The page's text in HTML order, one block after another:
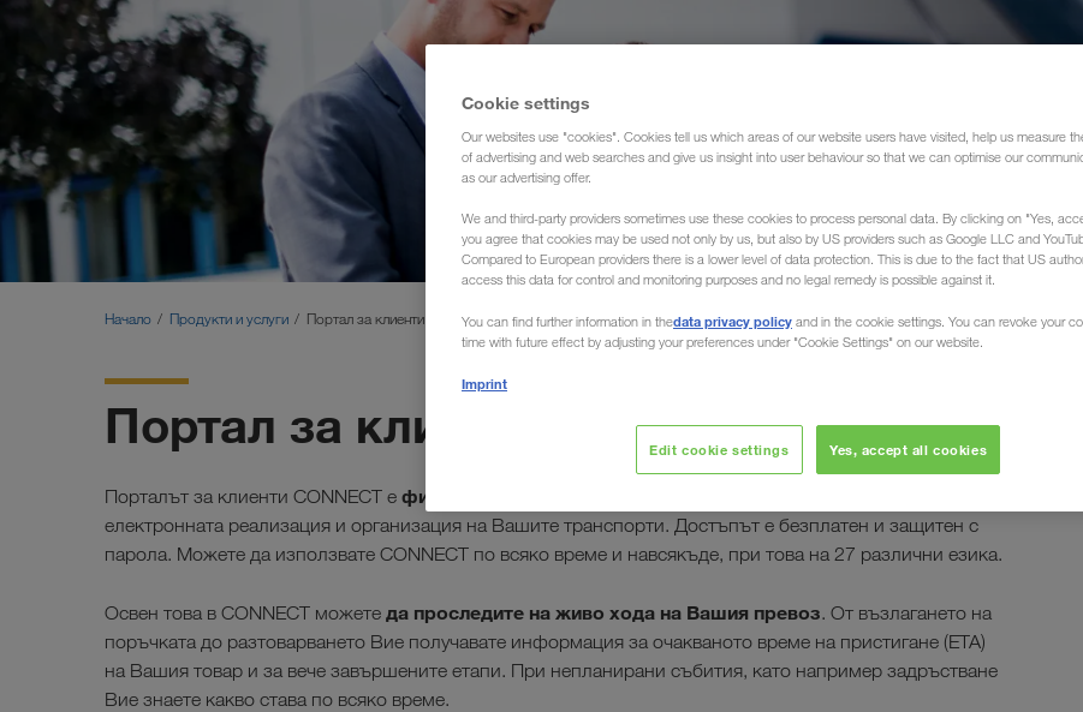
Начало Продукти и услуги Портал за клиенти CONNECT
Портал за клиенти CONNECT
Порталът за клиенти CONNECT е фирмена онлайн платформа
електронната реализация и организация на Вашите транспорти. Достъпът е безплатен и защитен с
парола. Можете да използвате CONNECT по всяко време и навсякъде, при това на 27 различни езика.
Освен това в CONNECT можете да проследите на живо хода на Вашия превоз. От възлагането на
поръчката до разтоварването Вие получавате информация за очакваното време на пристигане (ETA)
на Вашия товар и за вече завършените етапи. При непланирани събития, като например задръстване
Вие знаете какво става по всяко време.
Cookie settings
Our websites use "cookies". Cookies tell us which areas of our website users have visited, help us measure
of advertising and web searches and give us insight into user behaviour so that we can optimise our
as our advertising offer.
We and third-party providers sometimes use these cookies to process personal data. By clicking on "Yes,
you agree that cookies may be used not only by us, but also by US providers such as Google LLC and
Compared to European providers there is a lower level of data protection. This is due to the fact that US
access this data for control and monitoring purposes and no legal remedy is possible against it.
You can find further information in thedata privacy policy and in the cookie settings. You can revoke your
time with future effect by adjusting your preferences under "Cookie Settings" on our website.
Imprint
Edit cookie settings Yes, accept all cookies